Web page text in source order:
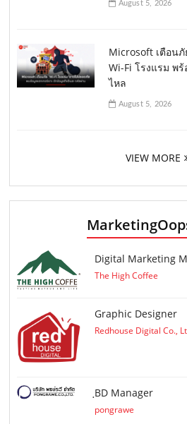
August 5, 2026
Microsoft เตือนภั
Wi-Fi โรงแรม พ
ไหล
August 5, 2026
VIEW MORE
Digital Marketing
The High Coffee
Graphic Designer
Redhouse Digital Co.,
ฺBD Manager
pongrawe